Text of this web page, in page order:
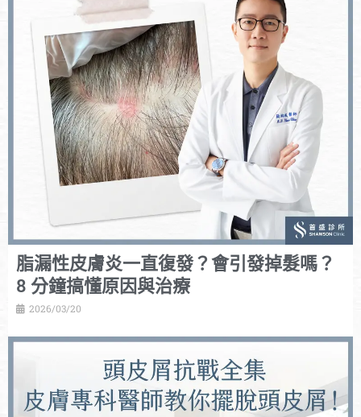
脂漏性皮膚炎一直復發？會引發掉髮嗎？
8 分鐘搞懂原因與治療
2026/03/20